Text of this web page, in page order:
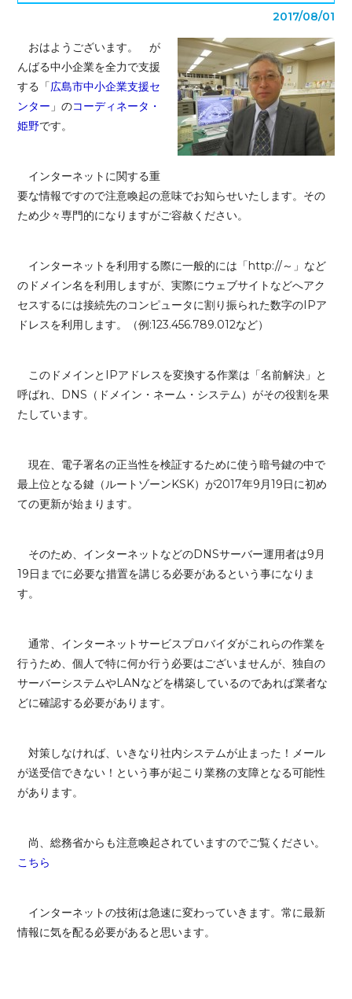
2017/08/01
おはようございます。 が
んばる中小企業を全力で支援
する「広島市中小企業支援セ
ンター 」のコーディネータ・
姫野です。
インターネットに関する重
要な情報ですので注意喚起の意味でお知らせいたします。その
ため少々専門的になりますがご容赦ください。
インターネットを利用する際に一般的には「http://～」など
のドメイン名を利用しますが、実際にウェブサイトなどへアク
セスするには接続先のコンピュータに割り振られた数字のIPア
ドレスを利用します。（例:123.456.789.012など）
このドメインとIPアドレスを変換する作業は「名前解決」と
呼ばれ、DNS（ドメイン・ネーム・システム）がその役割を果
たしています。
現在、電子署名の正当性を検証するために使う暗号鍵の中で
最上位となる鍵（ルートゾーンKSK）が2017年9月19日に初め
ての更新が始まります。
そのため、インターネットなどのDNSサーバー運用者は9月
19日までに必要な措置を講じる必要があるという事になりま
す。
通常、インターネットサービスプロバイダがこれらの作業を
行うため、個人で特に何か行う必要はございませんが、独自の
サーバーシステムやLANなどを構築しているのであれば業者な
どに確認する必要があります。
対策しなければ、いきなり社内システムが止まった！メール
が送受信できない！という事が起こり業務の支障となる可能性
があります。
尚、総務省からも注意喚起されていますのでご覧ください。
こちら
インターネットの技術は急速に変わっていきます。常に最新
情報に気を配る必要があると思います。